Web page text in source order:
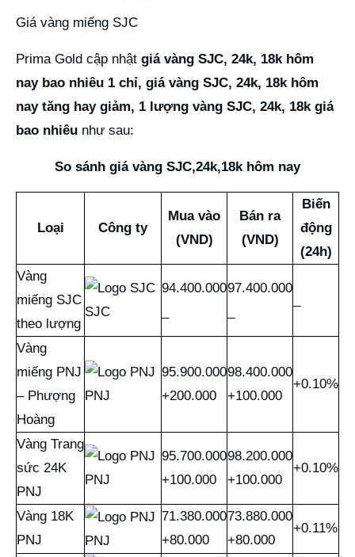
Giá vàng miếng SJC
Prima Gold cập nhật giá vàng SJC, 24k, 18k hôm
nay bao nhiêu 1 chỉ, giá vàng SJC, 24k, 18k hôm
nay tăng hay giảm, 1 lượng vàng SJC, 24k, 18k giá
bao nhiêu như sau:
So sánh giá vàng SJC,24k,18k hôm nay
Loại Công ty
Mua vào
(VND)
Bán ra
(VND)
Biến
động
(24h)
Vàng
miếng SJC
theo lượng
SJC
94.400.00097.400.000
Vàng
miếng PNJ
– Phượng
Hoàng
PNJ
95.900.000
+200.000
98.400.000
+100.000
+0.10%
Vàng Trang
sức 24K
PNJ
PNJ
95.700.000
+100.000
98.200.000
+100.000
+0.10%
Vàng 18K
PNJ
PNJ
71.380.000
+80.000
73.880.000
+80.000
+0.11%